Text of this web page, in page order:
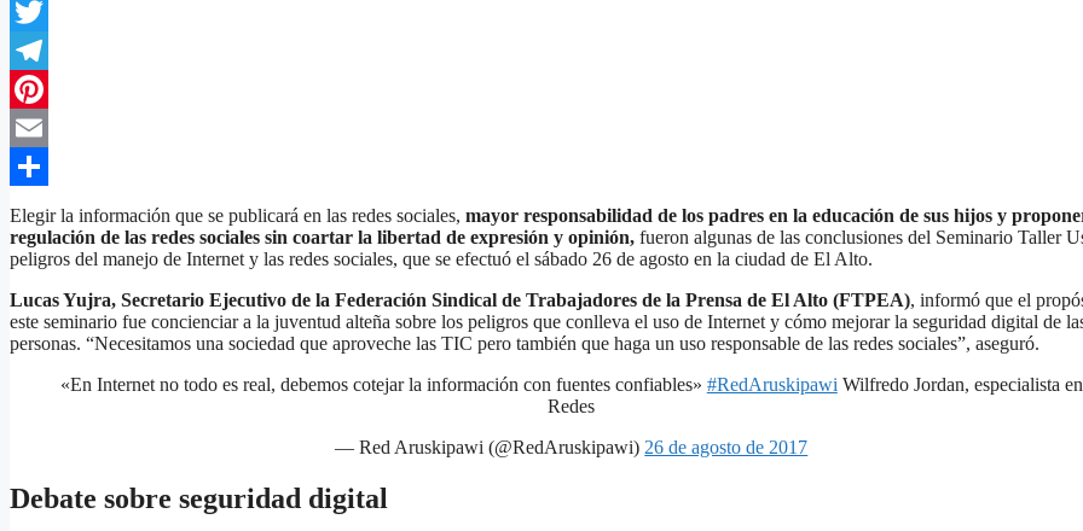
WhatsApp
Twitter
Telegram
Pinterest
Email
Compartir
Elegir la información que se publicará en las redes sociales, mayor responsabilidad de los padres en la educación de sus hijos y
regulación de las redes sociales sin coartar la libertad de expresión y opinión, fueron algunas de las conclusiones del Seminario Taller
peligros del manejo de Internet y las redes sociales, que se efectuó el sábado 26 de agosto en la ciudad de El Alto.
Lucas Yujra, Secretario Ejecutivo de la Federación Sindical de Trabajadores de la Prensa de El Alto (FTPEA), informó que el
este seminario fue concienciar a la juventud alteña sobre los peligros que conlleva el uso de Internet y cómo mejorar la seguridad digital de
personas. “Necesitamos una sociedad que aproveche las TIC pero también que haga un uso responsable de las redes sociales”, aseguró.
«En Internet no todo es real, debemos cotejar la información con fuentes confiables» #RedAruskipawi Wilfredo Jordan, especialista en
Redes
— Red Aruskipawi (@RedAruskipawi) 26 de agosto de 2017
Debate sobre seguridad digital